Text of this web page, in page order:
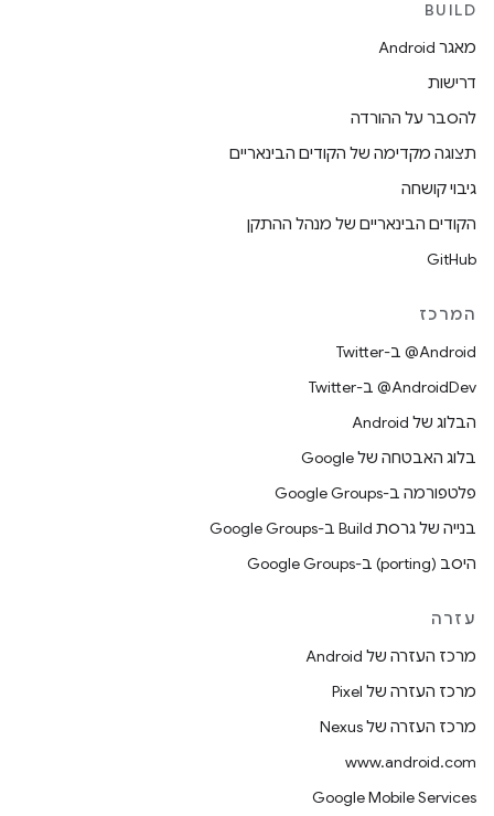
BUILD
מאגר Android
דרישות
להסבר על ההורדה
תצוגה מקדימה של הקודים הבינאריים
גיבוי קושחה
הקודים הבינאריים של מנהל ההתקן
GitHub
המרכז
‎@Android ב-Twitter
‎@AndroidDev ב-Twitter
הבלוג של Android
בלוג האבטחה של Google
פלטפורמה ב-Google Groups
בנייה של גרסת Build ב-Google Groups
היסב (porting) ב-Google Groups
עזרה
מרכז העזרה של Android
מרכז העזרה של Pixel
מרכז העזרה של Nexus
www.android.com
Google Mobile Services